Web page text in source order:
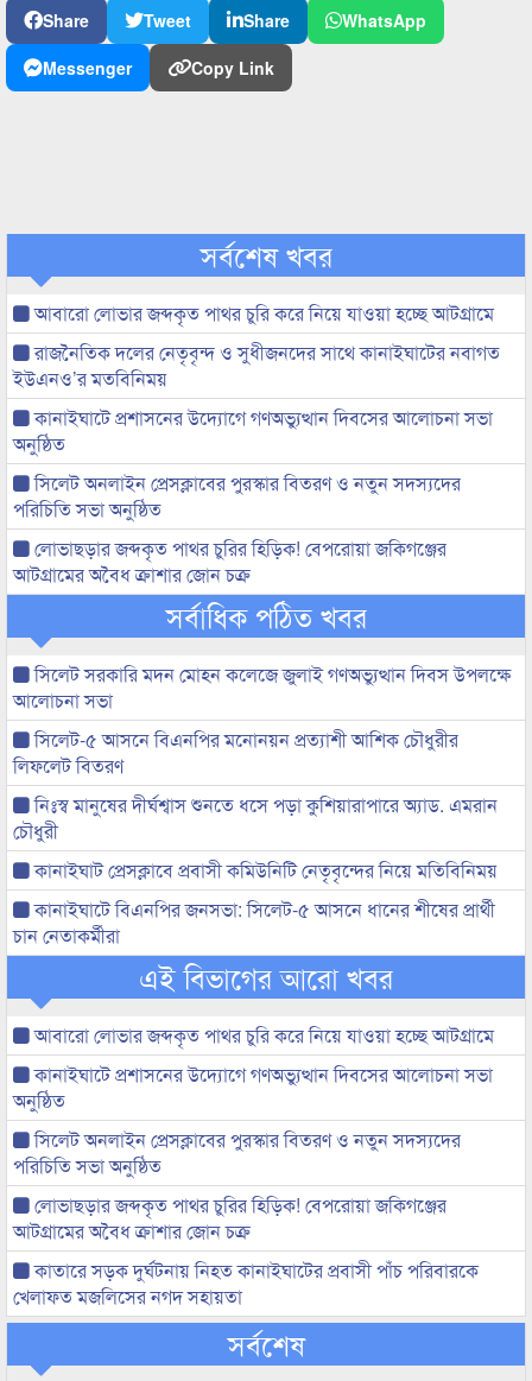
Share Tweet Share
WhatsApp
Messenger
Copy Link
সর্বশেষ খবর
আবারো লোভার জব্দকৃত পাথর চুরি করে নিয়ে যাওয়া হচ্ছে আটগ্রামে
রাজনৈতিক দলের নেতৃবৃন্দ ও সুধীজনদের সাথে কানাইঘাটের নবাগত
ইউএনও’র মতবিনিময়
কানাইঘাটে প্রশাসনের উদ্যোগে গণঅভ্যুত্থান দিবসের আলোচনা সভা
অনুষ্ঠিত
সিলেট অনলাইন প্রেসক্লাবের পুরস্কার বিতরণ ও নতুন সদস্যদের
পরিচিতি সভা অনুষ্ঠিত
লোভাছড়ার জব্দকৃত পাথর চুরির হিড়িক! বেপরোয়া জকিগঞ্জের
আটগ্রামের অবৈধ ক্রাশার জোন চক্র
সর্বাধিক পঠিত খবর
সিলেট সরকারি মদন মোহন কলেজে জুলাই গণঅভ্যুত্থান দিবস উপলক্ষে
আলোচনা সভা
সিলেট-৫ আসনে বিএনপির মনোনয়ন প্রত্যাশী আশিক চৌধুরীর
লিফলেট বিতরণ
নিঃস্ব মানুষের দীর্ঘশ্বাস শুনতে ধসে পড়া কুশিয়ারাপারে অ্যাড. এমরান
চৌধুরী
কানাইঘাট প্রেসক্লাবে প্রবাসী কমিউনিটি নেতৃবৃন্দের নিয়ে মতিবিনিময়
কানাইঘাটে বিএনপির জনসভা: সিলেট-৫ আসনে ধানের শীষের প্রার্থী
চান নেতাকর্মীরা
এই বিভাগের আরো খবর
আবারো লোভার জব্দকৃত পাথর চুরি করে নিয়ে যাওয়া হচ্ছে আটগ্রামে
কানাইঘাটে প্রশাসনের উদ্যোগে গণঅভ্যুত্থান দিবসের আলোচনা সভা
অনুষ্ঠিত
সিলেট অনলাইন প্রেসক্লাবের পুরস্কার বিতরণ ও নতুন সদস্যদের
পরিচিতি সভা অনুষ্ঠিত
লোভাছড়ার জব্দকৃত পাথর চুরির হিড়িক! বেপরোয়া জকিগঞ্জের
আটগ্রামের অবৈধ ক্রাশার জোন চক্র
কাতারে সড়ক দুর্ঘটনায় নিহত কানাইঘাটের প্রবাসী পাঁচ পরিবারকে
খেলাফত মজলিসের নগদ সহায়তা
সর্বশেষ